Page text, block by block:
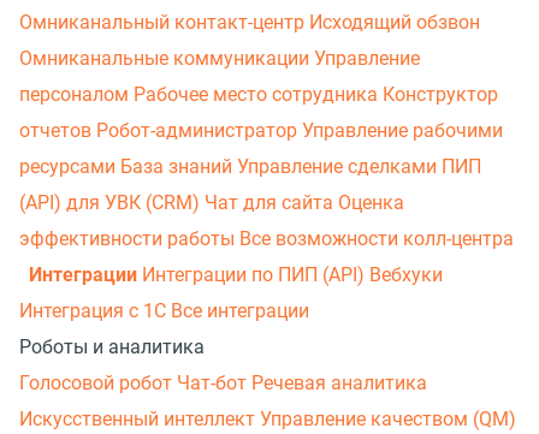
Омниканальный контакт-центр Исходящий обзвон
Омниканальные коммуникации Управление
персоналом Рабочее место сотрудника Конструктор
отчетов Робот-администратор Управление рабочими
ресурсами База знаний Управление сделками ПИП
(API) для УВК (CRM) Чат для сайта Оценка
эффективности работы Все возможности колл-центра
Интеграции Интеграции по ПИП (API) Вебхуки
Интеграция с 1С Все интеграции
Роботы и аналитика
Голосовой робот Чат-бот Речевая аналитика
Искусственный интеллект Управление качеством (QM)